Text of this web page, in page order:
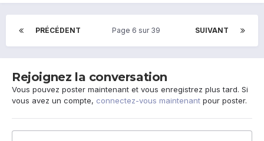
PRÉCÉDENT SUIVANT
Page 6 sur 39
Rejoignez la conversation
Vous pouvez poster maintenant et vous enregistrez plus tard. Si
vous avez un compte, connectez-vous maintenant pour poster.